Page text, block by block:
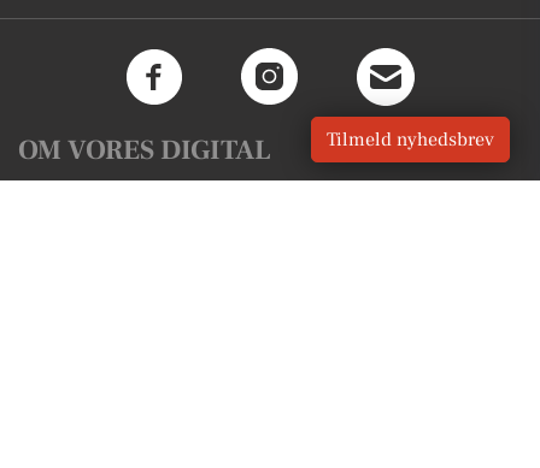
OM VORES DIGITAL Tilmeld nyhedsbrev